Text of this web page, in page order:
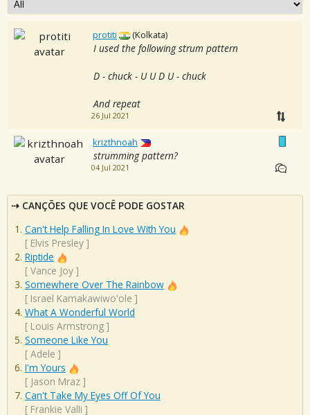
protiti (Kolkata)
I used the following strum pattern
D - chuck - U U D U - chuck
And repeat
26 Jul 2021
krizthnoah
strumming pattern?
04 Jul 2021
CANÇÕES QUE VOCÊ PODE GOSTAR
Can't Help Falling In Love With You
[ Elvis Presley ]
Riptide
[ Vance Joy ]
Somewhere Over The Rainbow
[ Israel Kamakawiwo'ole ]
What A Wonderful World
[ Louis Armstrong ]
Someone Like You
[ Adele ]
I'm Yours
[ Jason Mraz ]
Can't Take My Eyes Off Of You
[ Frankie Valli ]